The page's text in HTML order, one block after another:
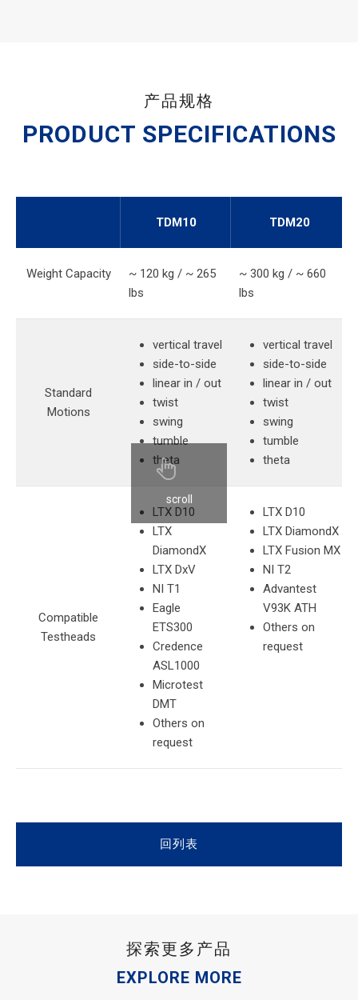
产品规格
PRODUCT SPECIFICATIONS
scroll
TDM10 TDM20
Weight Capacity
~ 120 kg / ~ 265
lbs
~ 300 kg / ~ 660
lbs
Standard
Motions
vertical travel
side-to-side
linear in / out
twist
swing
tumble
theta
vertical travel
side-to-side
linear in / out
twist
swing
tumble
theta
Compatible
Testheads
LTX D10
LTX
DiamondX
LTX DxV
NI T1
Eagle
ETS300
Credence
ASL1000
Microtest
DMT
Others on
request
LTX D10
LTX DiamondX
LTX Fusion MX
NI T2
Advantest
V93K ATH
Others on
request
回列表
探索更多产品
EXPLORE MORE